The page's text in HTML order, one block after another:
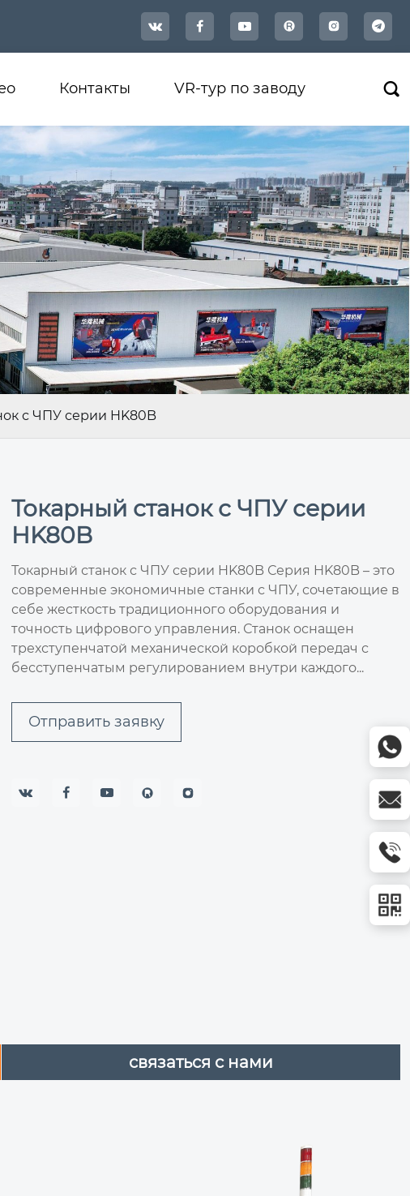
   
Контакты VR-тур по заводу 
с ЧПУ серии HK80B
Токарный станок с ЧПУ серии
HK80B
Токарный станок с ЧПУ серии HK80B Серия HK80B – это
современные экономичные станки с ЧПУ, сочетающие в
себе жесткость традиционного оборудования и
точность цифрового управления. Станок оснащен
трехступенчатой механической коробкой передач с
бесступенчатым регулированием внутри каждого...
Отправить заявку
  
связаться с нами